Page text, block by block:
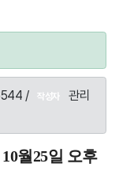
/ 작성자
관리
월25일 오후